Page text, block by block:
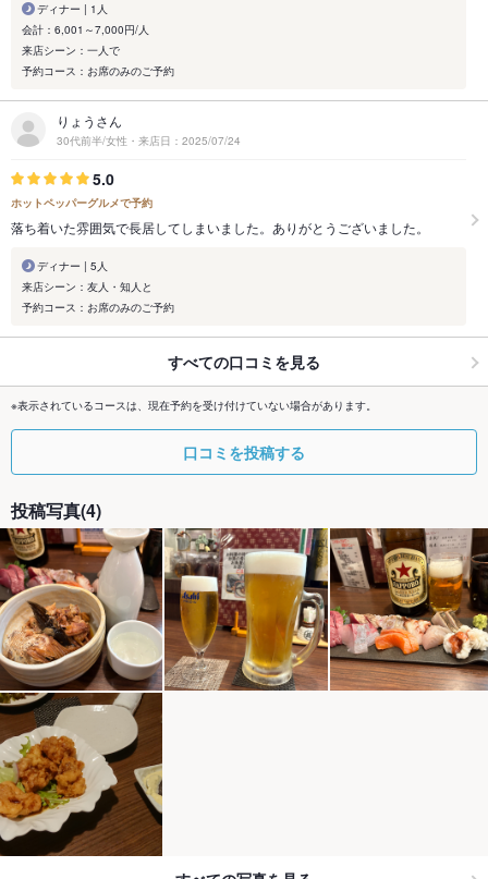
ディナー | 1人
会計：6,001～7,000円/人
来店シーン：一人で
予約コース：お席のみのご予約
りょうさん
30代前半/女性・来店日：2025/07/24
5.0
ホットペッパーグルメで予約
落ち着いた雰囲気で長居してしまいました。ありがとうございました。
ディナー | 5人
来店シーン：友人・知人と
予約コース：お席のみのご予約
すべての口コミを見る
※表示されているコースは、現在予約を受け付けていない場合があります。
口コミを投稿する
投稿写真(4)